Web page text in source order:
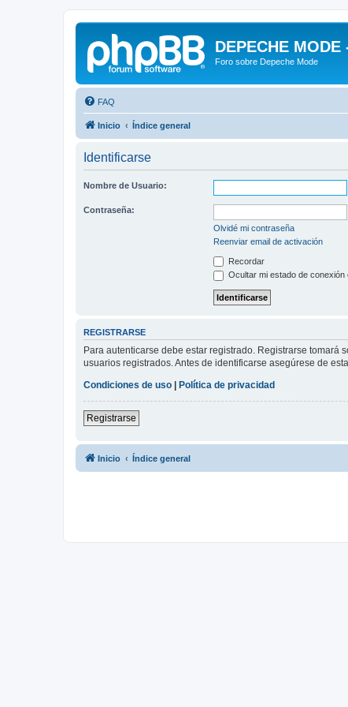
DEPECHE
Foro sobre Depeche Mode
FAQ
Inicio Índice general
Identificarse
Nombre de Usuario:
Contraseña:
Olvidé mi contraseña
Reenviar email de activación
Recordar
Ocultar mi estado de conexión
REGISTRARSE
Para autenticarse debe estar registrado. Registrarse
usuarios registrados. Antes de identificarse asegúrese de
Condiciones de uso
Política de privacidad
Registrarse
Inicio Índice general